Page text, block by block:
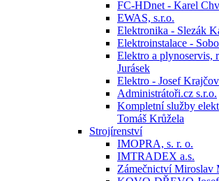
FC-HDnet - Karel
EWAS, s.r.o.
Elektronika - Slezák
Elektroinstalace -
Elektro a plynoservis,
Jurásek
Elektro - Josef
Administrátoři.cz s.r.o.
Kompletní služby
Tomáš Krůžela
Strojírenství
IMOPRA, s. r. o.
IMTRADEX a.s.
Zámečnictví Miroslav